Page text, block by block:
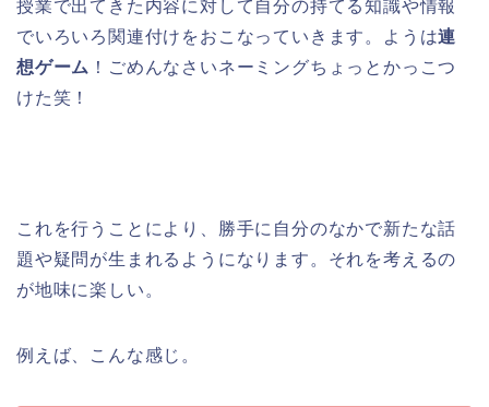
授業で出てきた内容に対して自分の持てる知識や情報
でいろいろ関連付けをおこなっていきます。ようは連
想ゲーム ！ごめんなさいネーミングちょっとかっこつ
けた笑！
これを行うことにより、勝手に自分のなかで新たな話
題や疑問が生まれるようになります。それを考えるの
が地味に楽しい。
例えば、こんな感じ。